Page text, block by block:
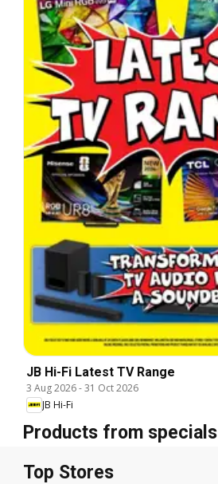
JB Hi-Fi Latest TV Range
3 Aug 2026-31 Oct 2026
JB Hi-Fi
Products from specials
Top Stores